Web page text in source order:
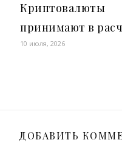
Криптовалюты
принимают в
10 июля, 2026
ДОБАВИТЬ